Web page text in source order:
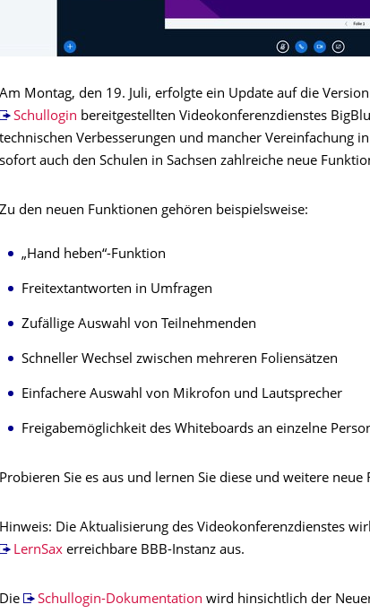
Am Montag, den 19. Juli, erfolgte ein Update auf die
Schullogin bereitgestellten Videokonferenzdienstes
technischen Verbesserungen und mancher Vereinfachung
sofort auch den Schulen in Sachsen zahlreiche neue
Zu den neuen Funktionen gehören beispielsweise:
„Hand heben“-Funktion
Freitextantworten in Umfragen
Zufällige Auswahl von Teilnehmenden
Schneller Wechsel zwischen mehreren Foliensätzen
Einfachere Auswahl von Mikrofon und Lautsprecher
Freigabemöglichkeit des Whiteboards an einzelne
Probieren Sie es aus und lernen Sie diese und weitere neue
Hinweis: Die Aktualisierung des Videokonferenzdienstes
LernSaxerreichbare BBB-Instanz aus.
Die Schullogin-Dokumentation wird hinsichtlich der